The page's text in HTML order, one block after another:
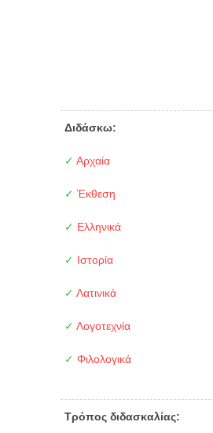
Διδάσκω:
✓ Αρχαία
✓ Έκθεση
✓ Ελληνικά
✓ Ιστορία
✓ Λατινικά
✓ Λογοτεχνία
✓ Φιλολογικά
Τρόπος διδασκαλίας: